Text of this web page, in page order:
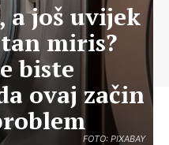
FOTO: PIXABAY
a još uvijek
miris?
biste
ovaj začin